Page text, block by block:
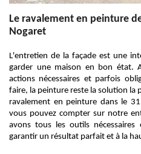
Le ravalement en peinture
Nogaret
L'entretien de la façade est une
garder une maison en bon état.
actions nécessaires et parfois
faire, la peinture reste la solution la
ravalement en peinture dans le
vous pouvez compter sur notre
avons tous les outils
garantir un résultat parfait et à la